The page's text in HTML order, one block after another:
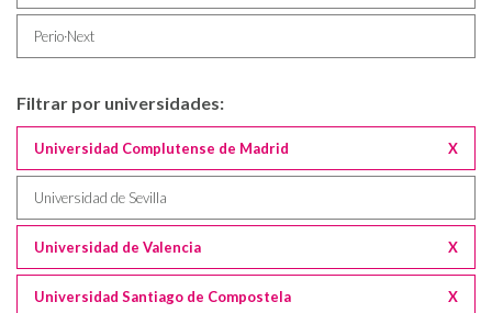
Perio·Next
Filtrar por universidades:
Universidad Complutense de Madrid X
Universidad de Sevilla
Universidad de Valencia X
Universidad Santiago de Compostela X